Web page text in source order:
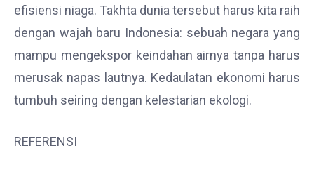
efisiensi niaga. Takhta dunia tersebut harus kita raih
dengan wajah baru Indonesia: sebuah negara yang
mampu mengekspor keindahan airnya tanpa harus
merusak napas lautnya. Kedaulatan ekonomi harus
tumbuh seiring dengan kelestarian ekologi.
REFERENSI